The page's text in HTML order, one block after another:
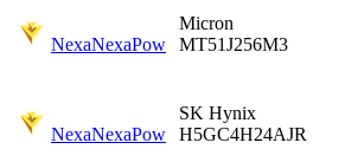
NexaNexaPow
Micron
MT51J256M3
NexaNexaPow
SK Hynix
H5GC4H24AJR